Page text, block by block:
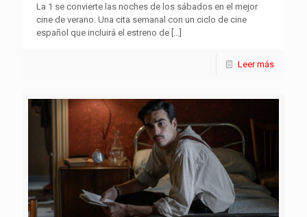
La 1 se convierte las noches de los sábados en el mejor
cine de verano. Una cita semanal con un ciclo de cine
español que incluirá el estreno de […]
Leer más